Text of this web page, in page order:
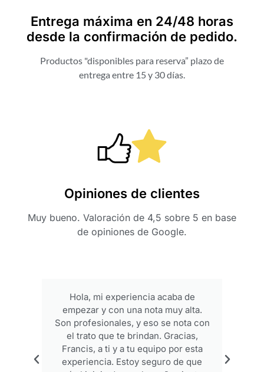
Entrega máxima en 24/48 horas
desde la confirmación de pedido.
Productos "disponibles para reserva” plazo de
entrega entre 15 y 30 días.
Opiniones de clientes
Muy bueno. Valoración de 4,5 sobre 5 en base
de opiniones de Google.
Hola, mi experiencia acaba de
empezar y con una nota muy alta.
Son profesionales, y eso se nota con
el trato que te brindan. Gracias,
Francis, a ti y a tu equipo por esta
experiencia. Estoy seguro de que